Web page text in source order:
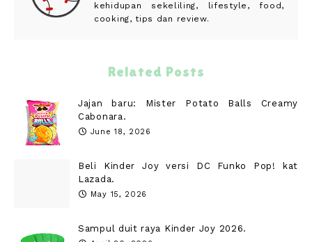
kehidupan sekeliling, lifestyle, food,
cooking, tips dan review.
Related Posts
Jajan baru: Mister Potato Balls Creamy
Cabonara.
June 18, 2026
Beli Kinder Joy versi DC Funko Pop! kat
Lazada.
May 15, 2026
Sampul duit raya Kinder Joy 2026.